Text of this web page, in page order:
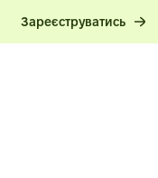
Зареєструватись